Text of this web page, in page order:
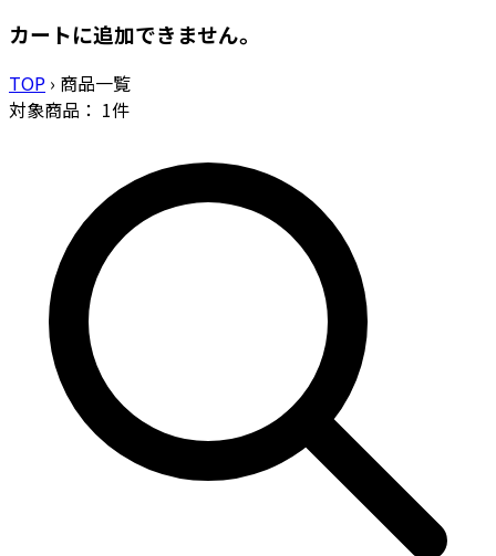
カートに追加できません。
TOP › 商品一覧
対象商品： 1件